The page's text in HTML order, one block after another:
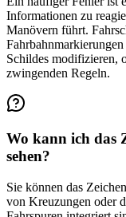
Informationen zu
Manövern führt.
Schildes modifizieren,
zwingenden Regeln.
Wo kann ich das
sehen?
Sie können das
von Kreuzungen oder